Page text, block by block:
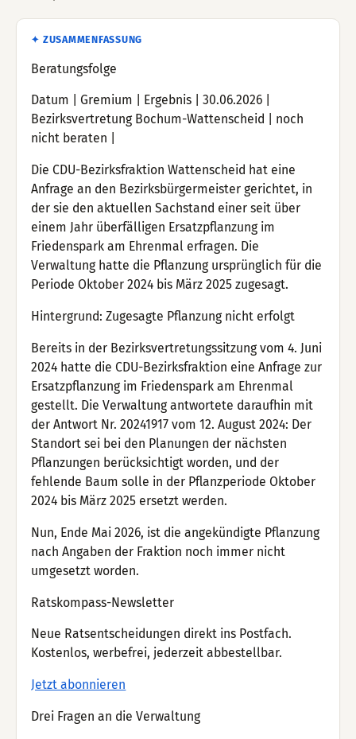
✦ ZUSAMMENFASSUNG
Beratungsfolge
Datum | Gremium | Ergebnis | 30.06.2026 |
Bezirksvertretung Bochum-Wattenscheid | noch
nicht beraten |
Die CDU-Bezirksfraktion Wattenscheid hat eine
Anfrage an den Bezirksbürgermeister gerichtet, in
der sie den aktuellen Sachstand einer seit über
einem Jahr überfälligen Ersatzpflanzung im
Friedenspark am Ehrenmal erfragen. Die
Verwaltung hatte die Pflanzung ursprünglich für die
Periode Oktober 2024 bis März 2025 zugesagt.
Hintergrund: Zugesagte Pflanzung nicht erfolgt
Bereits in der Bezirksvertretungssitzung vom 4. Juni
2024 hatte die CDU-Bezirksfraktion eine Anfrage zur
Ersatzpflanzung im Friedenspark am Ehrenmal
gestellt. Die Verwaltung antwortete daraufhin mit
der Antwort Nr. 20241917 vom 12. August 2024: Der
Standort sei bei den Planungen der nächsten
Pflanzungen berücksichtigt worden, und der
fehlende Baum solle in der Pflanzperiode Oktober
2024 bis März 2025 ersetzt werden.
Nun, Ende Mai 2026, ist die angekündigte Pflanzung
nach Angaben der Fraktion noch immer nicht
umgesetzt worden.
Ratskompass-Newsletter
Neue Ratsentscheidungen direkt ins Postfach.
Kostenlos, werbefrei, jederzeit abbestellbar.
Jetzt abonnieren
Drei Fragen an die Verwaltung